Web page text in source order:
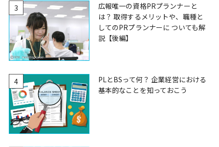
3
広報唯一の資格PRプランナーと
は？ 取得するメリットや、職種と
してのPRプランナーに ついても解
説【後編】
4
PLとBSって何？ 企業経営における
基本的なことを知っておこう